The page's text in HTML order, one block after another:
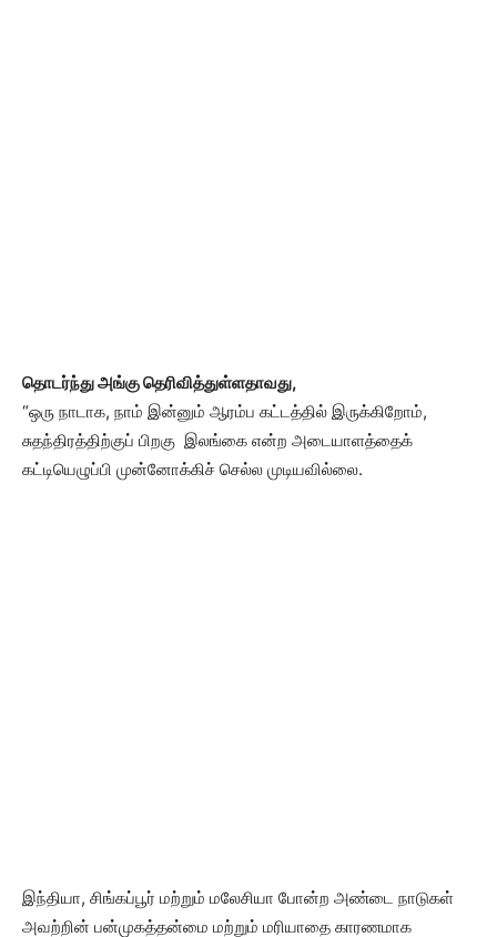
தொடர்ந்து அங்கு தெரிவித்துள்ளதாவது,
“ஒரு நாடாக, நாம் இன்னும் ஆரம்ப கட்டத்தில் இருக்கிறோம்,
சுதந்திரத்திற்குப் பிறகு இலங்கை என்ற அடையாளத்தைக்
கட்டியெழுப்பி முன்னோக்கிச் செல்ல முடியவில்லை.
இந்தியா, சிங்கப்பூர் மற்றும் மலேசியா போன்ற அண்டை நாடுகள்
அவற்றின் பன்முகத்தன்மை மற்றும் மரியாதை காரணமாக